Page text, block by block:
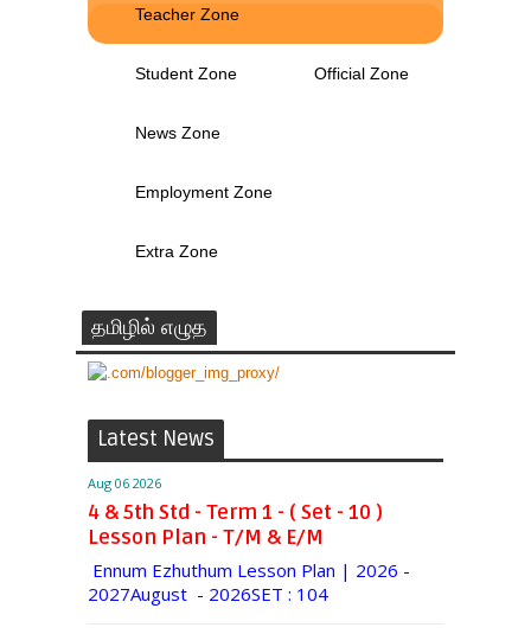
Teacher Zone
Student Zone Official Zone
News Zone
Employment Zone
Extra Zone
தமிழில் எழுத
Latest News
Aug 06 2026
4 & 5th Std - Term 1 - ( Set - 10 )
Lesson Plan - T/M & E/M
Ennum Ezhuthum Lesson Plan | 2026 -
2027August - 2026SET : 104